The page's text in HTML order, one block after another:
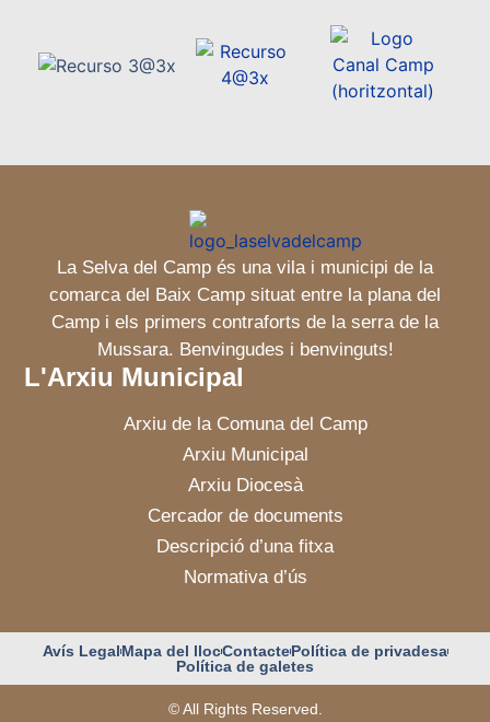
La Selva del Camp és una vila i municipi de la
comarca del Baix Camp situat entre la plana del
Camp i els primers contraforts de la serra de la
Mussara. Benvingudes i benvinguts!
L'Arxiu Municipal
Arxiu de la Comuna del Camp
Arxiu Municipal
Arxiu Diocesà
Cercador de documents
Descripció d’una fitxa
Normativa d’ús
Avís LegalMapa del llocContactePolítica de privadesa
Política de galetes
© All Rights Reserved.